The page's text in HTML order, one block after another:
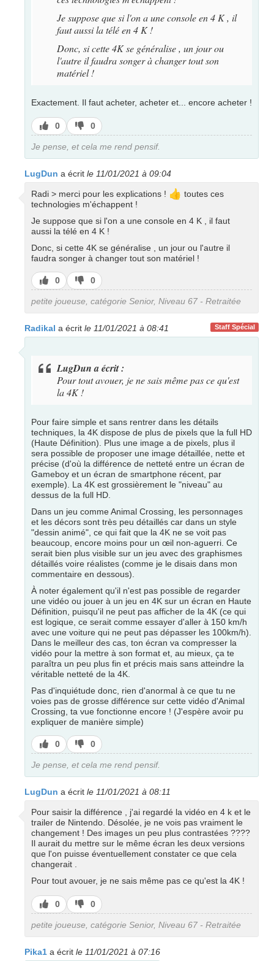
Je suppose que si l'on a une console en 4 K , il
faut aussi la télé en 4 K !
Donc, si cette 4K se généralise , un jour ou
l'autre il faudra songer à changer tout son
matériel !
Exactement. Il faut acheter, acheter et... encore acheter !
J’aime
0
J’aime
pas
0
Je pense, et cela me rend pensif.
LugDun a écrit le 11/01/2021 à 09:04
Radi > merci pour les explications ! 👍 toutes ces
technologies m'échappent !
Je suppose que si l'on a une console en 4 K , il faut
aussi la télé en 4 K !
Donc, si cette 4K se généralise , un jour ou l'autre il
faudra songer à changer tout son matériel !
J’aime
0
J’aime
pas
0
petite joueuse, catégorie Senior, Niveau 67 - Retraitée
Staff Spécial
Radikal a écrit le 11/01/2021 à 08:41
LugDun a écrit :
Pour tout avouer, je ne sais même pas ce qu'est
la 4K !
Pour faire simple et sans rentrer dans les détails
techniques, la 4K dispose de plus de pixels que la full HD
(Haute Définition). Plus une image a de pixels, plus il
sera possible de proposer une image détaillée, nette et
précise (d'où la différence de netteté entre un écran de
Gameboy et un écran de smartphone récent, par
exemple). La 4K est grossièrement le "niveau" au
dessus de la full HD.
Dans un jeu comme Animal Crossing, les personnages
et les décors sont très peu détaillés car dans un style
"dessin animé", ce qui fait que la 4K ne se voit pas
beaucoup, encore moins pour un œil non-aguerri. Ce
serait bien plus visible sur un jeu avec des graphismes
détaillés voire réalistes (comme je le disais dans mon
commentaire en dessous).
À noter également qu'il n'est pas possible de regarder
une vidéo ou jouer à un jeu en 4K sur un écran en Haute
Définition, puisqu'il ne peut pas afficher de la 4K (ce qui
est logique, ce serait comme essayer d'aller à 150 km/h
avec une voiture qui ne peut pas dépasser les 100km/h).
Dans le meilleur des cas, ton écran va compresser la
vidéo pour la mettre à son format et, au mieux, ça te
paraîtra un peu plus fin et précis mais sans atteindre la
véritable netteté de la 4K.
Pas d'inquiétude donc, rien d'anormal à ce que tu ne
voies pas de grosse différence sur cette vidéo d'Animal
Crossing, ta vue fonctionne encore ! (J'espère avoir pu
expliquer de manière simple)
J’aime
0
J’aime
pas
0
Je pense, et cela me rend pensif.
LugDun a écrit le 11/01/2021 à 08:11
Pour saisir la différence , j'ai regardé la vidéo en 4 k et le
trailer de Nintendo. Désolée, je ne vois pas vraiment le
changement ! Des images un peu plus contrastées ????
Il aurait du mettre sur le même écran les deux versions
que l'on puisse éventuellement constater ce que cela
changerait .
Pour tout avouer, je ne sais même pas ce qu'est la 4K !
J’aime
0
J’aime
pas
0
petite joueuse, catégorie Senior, Niveau 67 - Retraitée
Pika1 a écrit le 11/01/2021 à 07:16